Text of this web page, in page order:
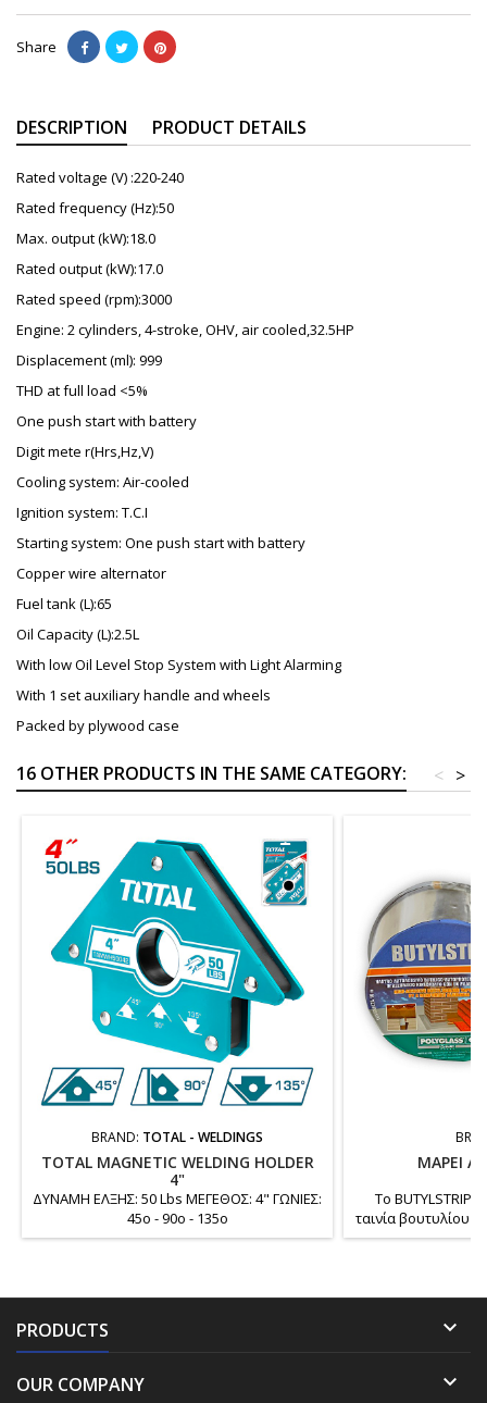
Share
DESCRIPTION PRODUCT DETAILS
Rated voltage (V) :220-240
Rated frequency (Hz):50
Max. output (kW):18.0
Rated output (kW):17.0
Rated speed (rpm):3000
Engine: 2 cylinders, 4-stroke, OHV, air cooled,32.5HP
Displacement (ml): 999
THD at full load <5%
One push start with battery
Digit mete r(Hrs,Hz,V)
Cooling system: Air-cooled
Ignition system: T.C.I
Starting system: One push start with battery
Copper wire alternator
Fuel tank (L):65
Oil Capacity (L):2.5L
With low Oil Level Stop System with Light Alarming
With 1 set auxiliary handle and wheels
Packed by plywood case
16 OTHER PRODUCTS IN THE SAME CATEGORY: >
<
BRAND: TOTAL - WELDINGS
TOTAL MAGNETIC WELDING HOLDER
4"
ΔΥΝΑΜΗ ΕΛΞΗΣ: 50 Lbs ΜΕΓΕΘΟΣ: 4" ΓΩΝΙΕΣ:
45ο - 90ο - 135ο
MAPEI
To BUTYLSTRIP
ταινία βουτυλίου
φύλλο
Lap για
φεγγίτες,
όπως γυαλί,
PRODUCTS 
OUR COMPANY 